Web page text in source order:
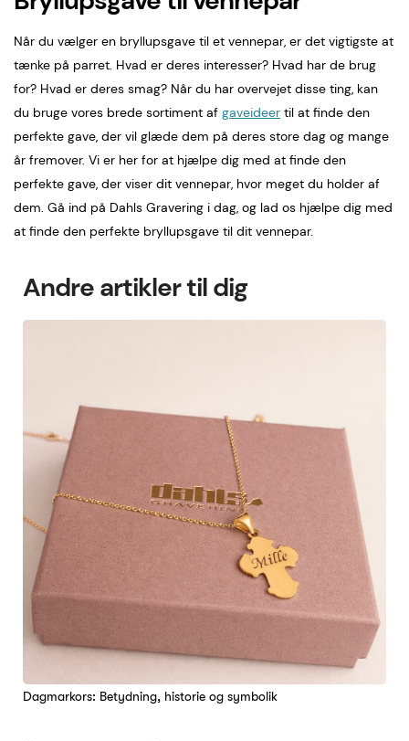
Når du vælger en bryllupsgave til et vennepar, er det vigtigste at
tænke på parret. Hvad er deres interesser? Hvad har de brug
for? Hvad er deres smag? Når du har overvejet disse ting, kan
du bruge vores brede sortiment af gaveideer til at finde den
perfekte gave, der vil glæde dem på deres store dag og mange
år fremover. Vi er her for at hjælpe dig med at finde den
perfekte gave, der viser dit vennepar, hvor meget du holder af
dem. Gå ind på Dahls Gravering i dag, og lad os hjælpe dig med
at finde den perfekte bryllupsgave til dit vennepar.
Andre artikler til dig
Dagmarkors: Betydning, historie og symbolik